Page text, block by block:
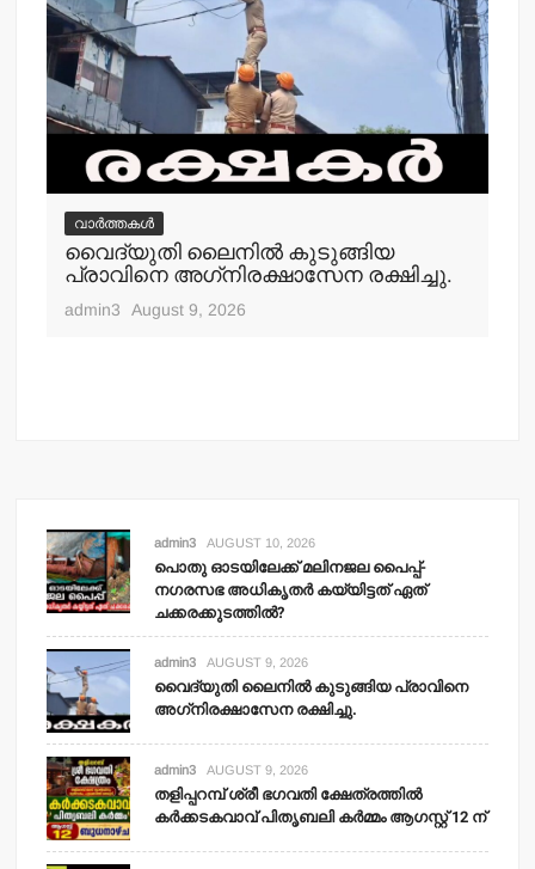
വാർത്തകൾ
വൈദ്യുതി ലൈനില്‍ കുടുങ്ങിയ
പ്രാവിനെ അഗ്‌നിരക്ഷാസേന രക്ഷിച്ചു.
admin3 August 9, 2026
admin3 AUGUST 10, 2026
പൊതു ഓടയിലേക്ക് മലിനജല പൈപ്പ്-
നഗരസഭ അധികൃതര്‍ കയ്യിട്ടത് ഏത്
ചക്കരക്കുടത്തില്‍?
admin3 AUGUST 9, 2026
വൈദ്യുതി ലൈനില്‍ കുടുങ്ങിയ പ്രാവിനെ
അഗ്‌നിരക്ഷാസേന രക്ഷിച്ചു.
admin3 AUGUST 9, 2026
തളിപ്പറമ്പ് ശ്രീ ഭഗവതി ക്ഷേത്രത്തില്‍
കര്‍ക്കടകവാവ് പിതൃബലി കര്‍മ്മം ആഗസ്റ്റ് 12 ന്